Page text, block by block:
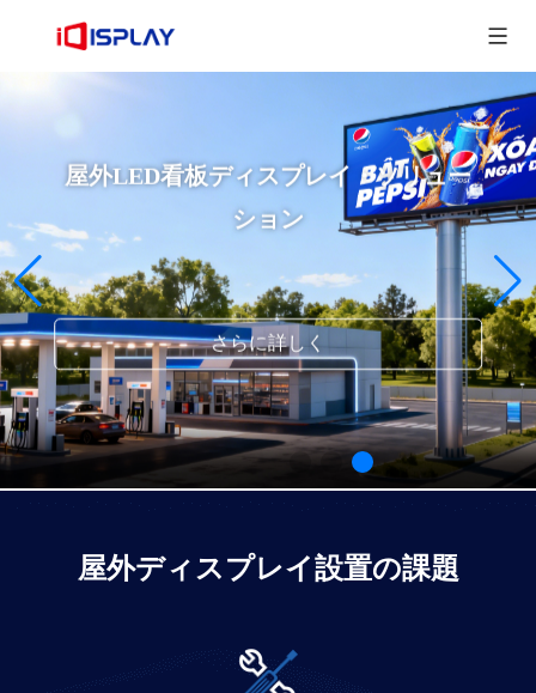
屋外広告ポスターLEDスクリーンソリ
ューション
さらに詳しく
ョン
屋外ディスプレイ設置の課題